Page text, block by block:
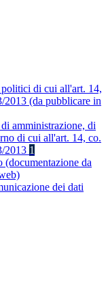
di cui all'art. 14,
2013 (da pubblicare in
amministrazione, di
di cui all'art. 14, co.
2013 1
(documentazione da
dei dati